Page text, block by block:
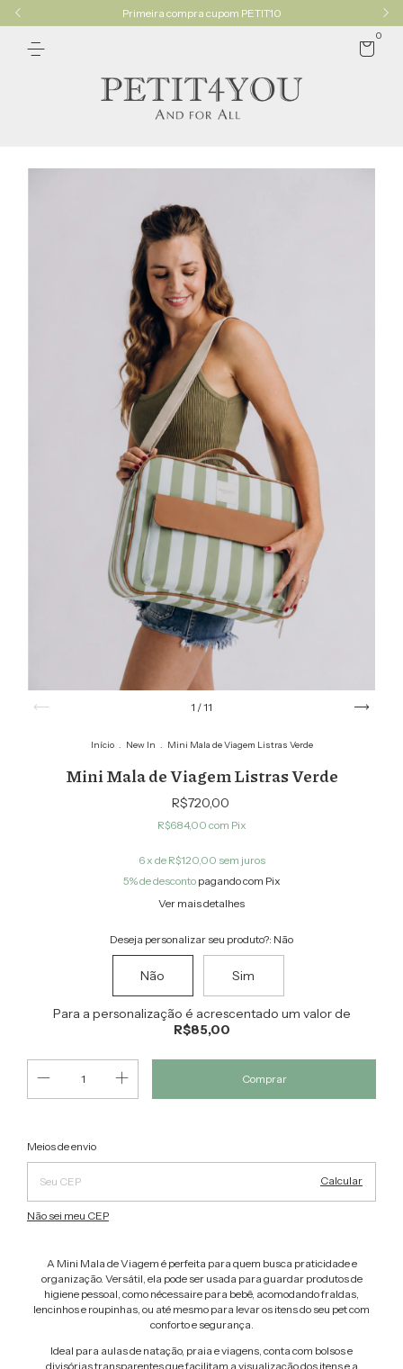
Primeira compra cupom PETIT10
0
1 /11
Início . New In . Mini Mala de Viagem Listras Verde
Mini Mala de Viagem Listras Verde
R$720,00
R$684,00 com Pix
6 x de R$120,00 sem juros
5% de descontopagando com Pix
Ver mais detalhes
Deseja personalizar seu produto?: Não
Não Sim
Para a personalização é acrescentado um valor de
R$85,00
Entregas para o CEP:
Meios de envio
Calcular
Não sei meu CEP
A Mini Mala de Viagem é perfeita para quem busca praticidade e
organização. Versátil, ela pode ser usada para guardar produtos de
higiene pessoal, como nécessaire para bebê, acomodando fraldas,
lencinhos e roupinhas, ou até mesmo para levar os itens do seu pet com
conforto e segurança.
Ideal para aulas de natação, praia e viagens, conta com bolsos e
divisórias transparentes que facilitam a visualização dos itens e a